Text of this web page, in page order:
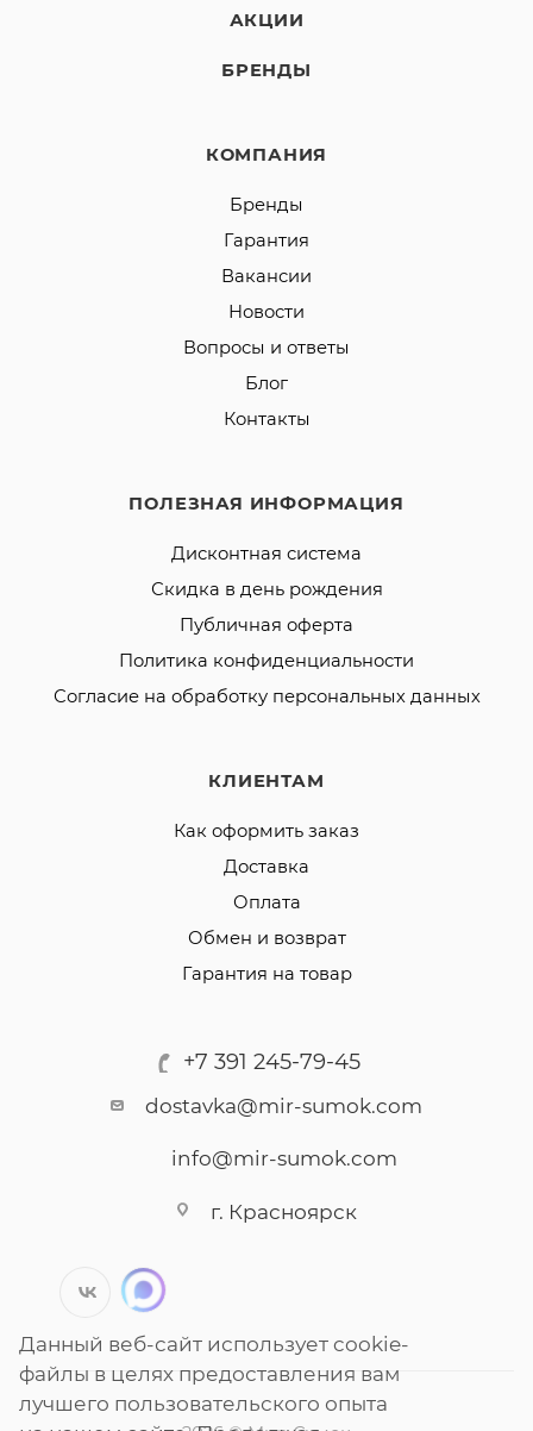
АКЦИИ
БРЕНДЫ
КОМПАНИЯ
Бренды
Гарантия
Вакансии
Новости
Вопросы и ответы
Блог
Контакты
ПОЛЕЗНАЯ ИНФОРМАЦИЯ
Дисконтная система
Скидка в день рождения
Публичная оферта
Политика конфиденциальности
Согласие на обработку персональных данных
КЛИЕНТАМ
Как оформить заказ
Доставка
Оплата
Обмен и возврат
Гарантия на товар
+7 391 245-79-45
dostavka@mir-sumok.com
info@mir-sumok.com
г. Красноярск
Данный веб-сайт использует cookie-
файлы в целях предоставления вам
лучшего пользовательского опыта